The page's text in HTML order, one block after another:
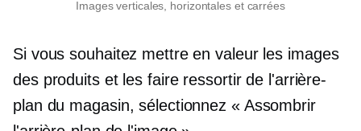
Images verticales, horizontales et carrées
Si vous souhaitez mettre en valeur les images
des produits et les faire ressortir de l'arrière-
plan du magasin, sélectionnez « Assombrir